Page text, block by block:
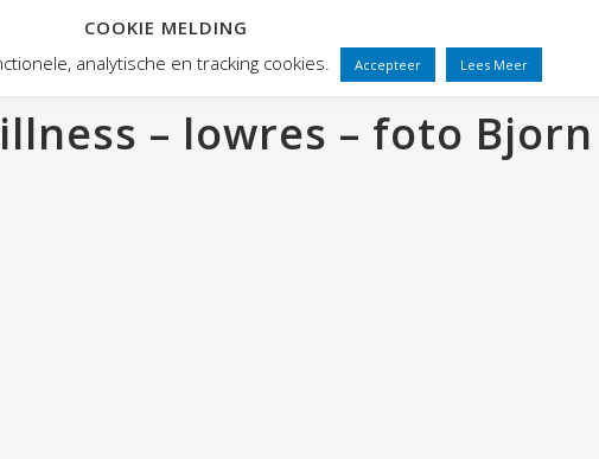
VOORSTELLINGEN PUBLIEKSWERKING
– lowres – foto Bjorn
COOKIE MELDING
analytische en tracking cookies.
Accepteer Lees Meer